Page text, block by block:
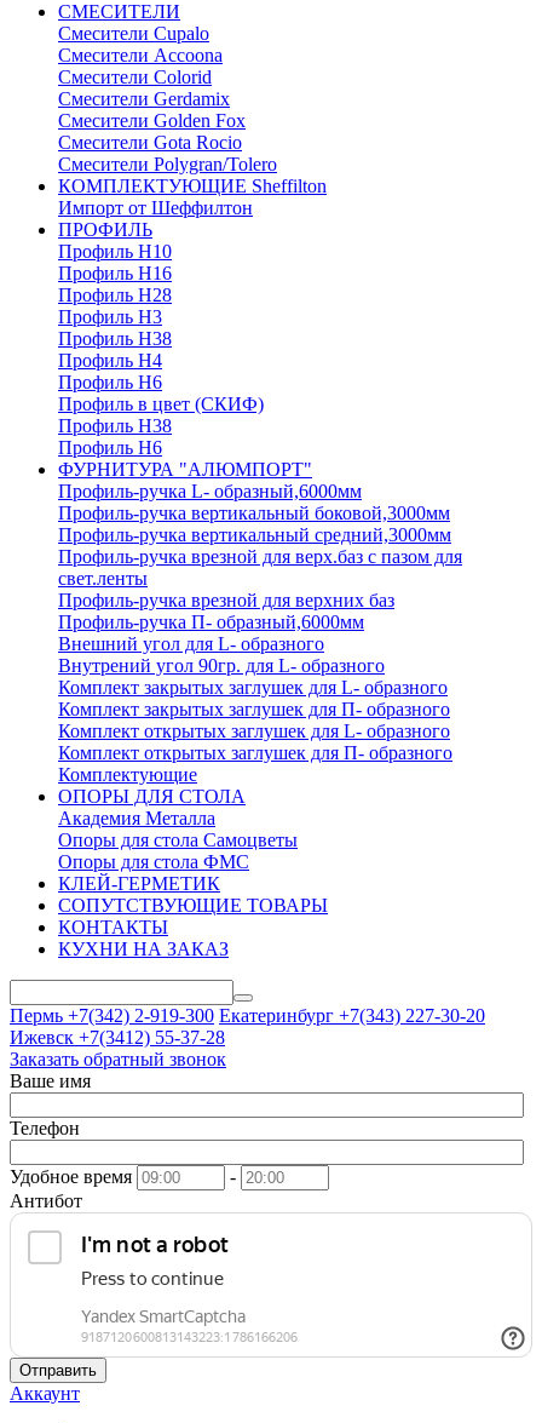
СМЕСИТЕЛИ
Cмесители Cupalo
Смесители Accoona
Смесители Colorid
Смесители Gerdamix
Смесители Golden Fox
Смесители Gota Rocio
Смесители Polygran/Tolero
КОМПЛЕКТУЮЩИЕ Sheffilton
Импорт от Шеффилтон
ПРОФИЛЬ
Профиль H10
Профиль H16
Профиль H28
Профиль H3
Профиль H38
Профиль H4
Профиль H6
Профиль в цвет (СКИФ)
Профиль H38
Профиль H6
ФУРНИТУРА "АЛЮМПОРТ"
Профиль-ручка L- образный,6000мм
Профиль-ручка вертикальный боковой,3000мм
Профиль-ручка вертикальный средний,3000мм
Профиль-ручка врезной для верх.баз с пазом для
свет.ленты
Профиль-ручка врезной для верхних баз
Профиль-ручка П- образный,6000мм
Внешний угол для L- образного
Внутрений угол 90гр. для L- образного
Комплект закрытых заглушек для L- образного
Комплект закрытых заглушек для П- образного
Комплект открытых заглушек для L- образного
Комплект открытых заглушек для П- образного
Комплектующие
ОПОРЫ ДЛЯ СТОЛА
Академия Металла
Опоры для стола Самоцветы
Опоры для стола ФМС
КЛЕЙ-ГЕРМЕТИК
СОПУТСТВУЮЩИЕ ТОВАРЫ
КОНТАКТЫ
КУХНИ НА ЗАКАЗ
Пермь +7(342) 2-919-300 Екатеринбург +7(343) 227-30-20
Ижевск +7(3412) 55-37-28
Заказать обратный звонок
Ваше имя
Телефон
Удобное время
-
Антибот
Отправить
Аккаунт